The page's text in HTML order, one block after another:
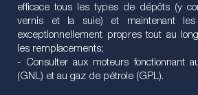
efficace tous les types de dépôts (y
vernis et la suie) et maintenant
exceptionnellement propres tout au
les remplacements;
- Consulter aux moteurs fonctionnant
(GNL) et au gaz de pétrole (GPL).